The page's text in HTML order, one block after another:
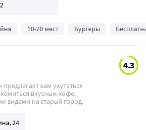
10-20 мест Бургеры
4.3
вкусным кофе,
видами на старый город.
24